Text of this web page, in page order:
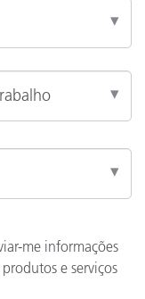
me informações
e serviços